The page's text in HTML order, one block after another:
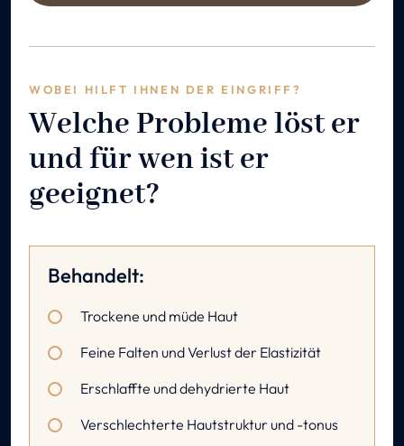
WOBEI HILFT IHNEN DER EINGRIFF?
Welche Probleme löst er
und für wen ist er
geeignet?
Behandelt:
Trockene und müde Haut
Feine Falten und Verlust der Elastizität
Erschlaffte und dehydrierte Haut
Verschlechterte Hautstruktur und -tonus